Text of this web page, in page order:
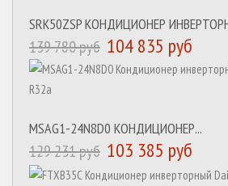
SRK50ZSP КОНДИЦИОНЕР
139 780 руб 104 835 руб
MSAG1-24N8D0 КОНДИЦИОНЕР...
129 231 руб 103 385 руб